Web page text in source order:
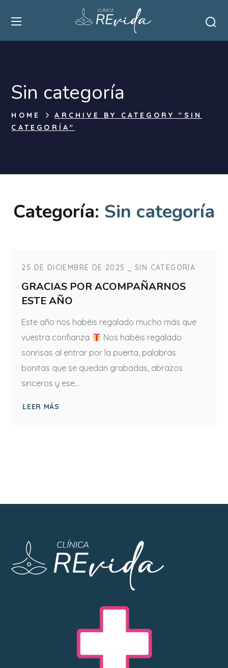
Sin categoría
HOME
ARCHIVE BY CATEGORY "SIN
CATEGORÍA"
Categoría: Sin categoría
25 DE DICIEMBRE DE 2025 SIN CATEGORÍA
GRACIAS POR ACOMPAÑARNOS
ESTE AÑO
Este año nos habéis regalado mucho más que
vuestra confianza
Nos habéis regalado
sonrisas al entrar por la puerta, palabras
bonitas que se quedan grabadas, abrazos
sinceros y ese...
LEER MÁS